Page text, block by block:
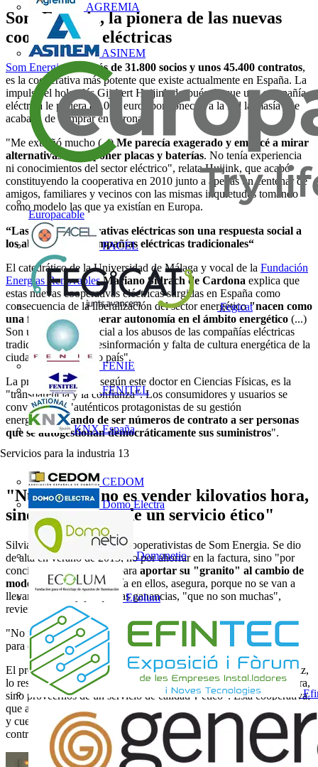
AGREMIA
ASINEM
Europacable
FACEL
Fegicat
FENIE
FENITEL
KNX España
Servicios para la industria 13
CEDOM
Domo Electra
Domonetio
Ecolum
Som Energia, la pionera de las nuevas
cooperativas eléctricas
Som Energia, con más de 31.800 socios y unos 45.400 contratos,
es la cooperativa más potente que existe actualmente en España. La
impulsó el holandés Gijsbert Huijink después de que una compañía
eléctrica le pidiera 80.000 euros por conectar a la red la masía que
acababa de comprar en Girona.
"Me extrañó mucho (...)Me parecía exagerado y empecé a mirar
alternativas como poner placas y baterías. No tenía experiencia
ni conocimientos del sector eléctrico", relata Huijink, que acabó
constituyendo la cooperativa en 2010 junto a apenas un centenar de
amigos, familiares y vecinos con las mismas inquietudes tomando
como modelo las que ya existían en Europa.
“Las nuevas cooperativas eléctricas son una respuesta social a
los abusos de las compañías eléctricas tradicionales“
El catedrático de la Universidad de Málaga y vocal de la Fundación
Energías Renovables Mariano Sidrach de Cardona explica que
estas nuevas cooperativas eléctricas surgidas en España como
consecuencia de la liberalización del sector energético"nacen como
una forma de recuperar autonomía en el ámbito energético (...)
Son una respuesta social a los abusos de las compañías eléctricas
tradicionales y a la desinformación y falta de cultura energética de la
ciudadanía de nuestro país".
La principal ventaja, según este doctor en Ciencias Físicas, es la
"transparencia y la confianza". Los consumidores y usuarios se
convierten en "auténticos protagonistas de su gestión
energética pasando de ser números de contrato a ser personas
que se autogestionan democráticamente sus suministros".
"Nuestro fin no es vender kilovatios hora,
sino proveernos de un servicio ético"
Silvia Bueno es una de las cooperativistas de Som Energia. Se dio
de alta en verano de 2013, no por ahorrar en la factura, sino "por
conciencia pura y dura", para aportar su "granito" al cambio de
modelo energético. Confía en ellos, asegura, porque no se van a
llevar el dinero y porque las ganancias, "que no son muchas",
revierten en el proyecto.
"No malgastamos, el precio que marcamos es el que necesitamos
para el gasto que tenemos", subraya Huijink.
El presidente deEnergÉtica, el ingeniero industrial Rodrigo J. Ruiz,
lo resume de esta manera: "Nuestro fin no es vender kilovatios hora,
sino proveernos de un servicio de calidad y ético". Esta cooperativa,
que actúa en Castilla y León, nació en Valladolid en febrero de 2015
y cuenta actualmente con 630 socios y más de medio millar de
contratos de electricidad.